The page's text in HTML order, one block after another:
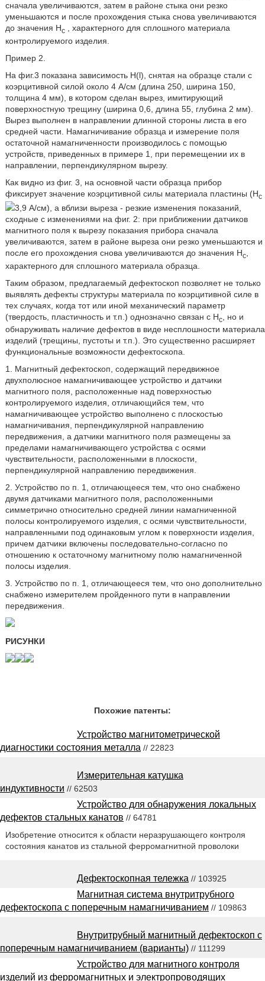
сначала увеличиваются, затем в районе стыка они резко
уменьшаются и после прохождения стыка снова увеличиваются
до значения Hс, характерного для сплошного материала
контролируемого изделия.
Пример 2.
На фиг.3 показана зависимость H(l), снятая на образце стали с
коэрцитивной силой около 4 А/см (длина 250, ширина 150,
толщина 4 мм), в котором сделан вырез, имитирующий
поверхностную трещину (ширина 0,6, длина 55, глубина 2 мм).
Вырез выполнен в направлении длинной стороны листа в его
средней части. Намагничивание образца и измерение поля
остаточной намагниченности производилось с помощью
устройств, приведенных в примере 1, при перемещении их в
направлении, перпендикулярном вырезу.
Как видно из фиг. 3, на основной части образца прибор
фиксирует значение коэрцитивной силы материала пластины (Hс
3,9 А/см), а вблизи выреза - резкие изменения показаний,
сходные с изменениями на фиг. 2: при приближении датчиков
магнитного поля к вырезу показания прибора сначала
увеличиваются, затем в районе выреза они резко уменьшаются и
после его прохождения снова увеличиваются до значения Hс,
характерного для сплошного материала образца.
Таким образом, предлагаемый дефектоскоп позволяет не только
выявлять дефекты структуры материала по коэрцитивной силе в
тех случаях, когда тот или иной механический параметр
(твердость, пластичность и т.п.) однозначно связан с Нc, но и
обнаруживать наличие дефектов в виде несплошности материала
изделий (трещины, пустоты и т.п.). Это существенно расширяет
функциональные возможности дефектоскопа.
1. Магнитный дефектоскоп, содержащий передвижное
двухполюсное намагничивающее устройство и датчики
магнитного поля, расположенные над поверхностью
контролируемого изделия, отличающийся тем, что
намагничивающее устройство выполнено с плоскостью
намагничивания, перпендикулярной направлению
передвижения, а датчики магнитного поля размещены за
пределами намагничивающего устройства с осями
чувствительности, расположенными в плоскости,
перпендикулярной направлению передвижения.
2. Устройство по п. 1, отличающееся тем, что оно снабжено
двумя датчиками магнитного поля, расположенными
симметрично относительно средней линии намагниченной
полосы контролируемого изделия, с осями чувствительности,
направленными под одинаковым углом к поверхности изделия,
причем датчики включены последовательно-согласно по
отношению к остаточному магнитному полю намагниченной
полосы изделия.
3. Устройство по п. 1, отличающееся тем, что оно дополнительно
снабжено измерителем пройденного пути в направлении
передвижения.
РИСУНКИ
Похожие патенты:
Устройство магнитометрической
диагностики состояния металла // 22823
Измерительная катушка
индуктивности // 62503
Устройство для обнаружения локальных
дефектов стальных канатов // 64781
Изобретение относится к области неразрушающего контроля
состояния канатов из стальной ферромагнитной проволоки
Дефектоскопная тележка // 103925
Магнитная система внутритрубного
дефектоскопа с поперечным намагничиванием // 109863
Внутритрубный магнитный дефектоскоп с
поперечным намагничиванием (варианты) // 111299
Устройство для магнитного контроля
изделий из ферромагнитных и электропроводящих